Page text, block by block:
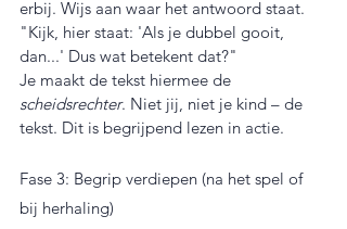
erbij. Wijs aan waar het antwoord staat.
"Kijk, hier staat: 'Als je dubbel gooit,
dan...' Dus wat betekent dat?"
Je maakt de tekst hiermee de
scheidsrechter. Niet jij, niet je kind – de
tekst. Dit is begrijpend lezen in actie.
Fase 3: Begrip verdiepen (na het spel of
bij herhaling)